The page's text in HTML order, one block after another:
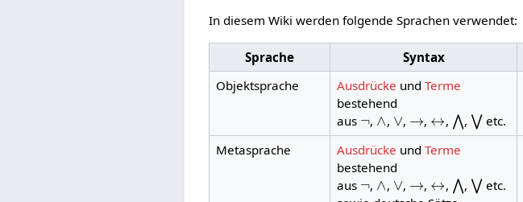
In diesem Wiki werden folgende Sprachen verwendet:
Sprache Syntax
Objektsprache
Ausdrücke und Terme
bestehend
aus
¬
,
∧
,
∨
, , ,
⋀
,
⋁
etc.
Metasprache Ausdrücke und Terme
bestehend
aus
¬
,
∧
,
∨
, , ,
⋀
,
⋁
etc.